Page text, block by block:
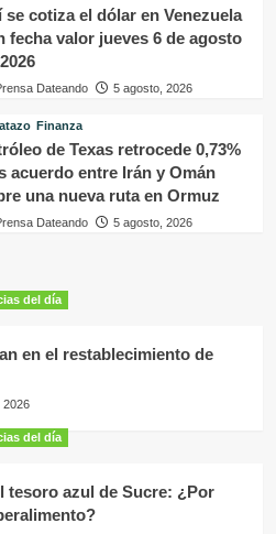
se cotiza el dólar en Venezuela
fecha valor jueves 6 de agosto
Dateando 5 agosto, 2026
Finanza
de Texas retrocede 0,73%
acuerdo entre Irán y Omán
una nueva ruta en Ormuz
Dateando 5 agosto, 2026
del día
en el restablecimiento de
2026
del día
tesoro azul de Sucre: ¿Por